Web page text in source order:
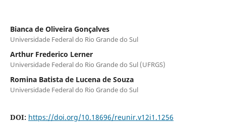
Bianca de Oliveira Gonçalves
Universidade Federal do Rio Grande do Sul
Arthur Frederico Lerner
Universidade Federal do Rio Grande do Sul (UFRGS)
Romina Batista de Lucena de Souza
Universidade Federal do Rio Grande do Sul
DOI: https://doi.org/10.18696/reunir.v12i1.1256